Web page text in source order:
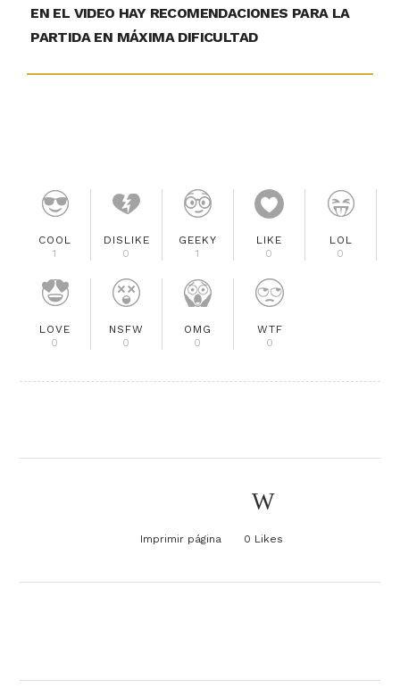
EN EL VIDEO HAY RECOMENDACIONES PARA LA
PARTIDA EN MÁXIMA DIFICULTAD
COOL
1
DISLIKE
0
GEEKY
1
LIKE
0
LOL
0
LOVE
0
NSFW
0
OMG
0
WTF
0
Imprimir página 0 Likes